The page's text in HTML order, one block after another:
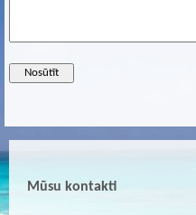
Mūsu kontakti